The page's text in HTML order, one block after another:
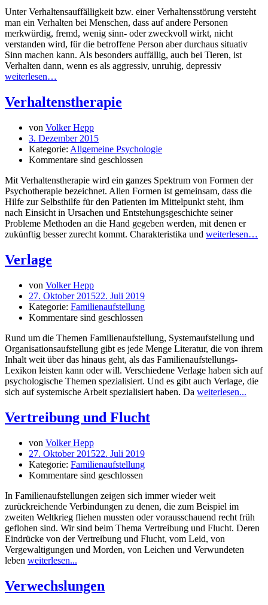
Unter Verhaltensauffälligkeit bzw. einer Verhaltensstörung versteht
man ein Verhalten bei Menschen, dass auf andere Personen
merkwürdig, fremd, wenig sinn- oder zweckvoll wirkt, nicht
verstanden wird, für die betroffene Person aber durchaus situativ
Sinn machen kann. Als besonders auffällig, auch bei Tieren, ist
Verhalten dann, wenn es als aggressiv, unruhig, depressiv
weiterlesen…
Verhaltenstherapie
von Volker Hepp
3. Dezember 2015
Kategorie: Allgemeine Psychologie
Kommentare sind geschlossen
Mit Verhaltenstherapie wird ein ganzes Spektrum von Formen der
Psychotherapie bezeichnet. Allen Formen ist gemeinsam, dass die
Hilfe zur Selbsthilfe für den Patienten im Mittelpunkt steht, ihm
nach Einsicht in Ursachen und Entstehungsgeschichte seiner
Probleme Methoden an die Hand gegeben werden, mit denen er
zukünftig besser zurecht kommt. Charakteristika und weiterlesen…
Verlage
von Volker Hepp
27. Oktober 201522. Juli 2019
Kategorie: Familienaufstellung
Kommentare sind geschlossen
Rund um die Themen Familienaufstellung, Systemaufstellung und
Organisationsaufstellung gibt es jede Menge Literatur, die von ihrem
Inhalt weit über das hinaus geht, als das Familienaufstellungs-
Lexikon leisten kann oder will. Verschiedene Verlage haben sich auf
psychologische Themen spezialisiert. Und es gibt auch Verlage, die
sich auf systemische Arbeit spezialisiert haben. Da weiterlesen...
Vertreibung und Flucht
von Volker Hepp
27. Oktober 201522. Juli 2019
Kategorie: Familienaufstellung
Kommentare sind geschlossen
In Familienaufstellungen zeigen sich immer wieder weit
zurückreichende Verbindungen zu denen, die zum Beispiel im
zweiten Weltkrieg fliehen mussten oder vorausschauend recht früh
geflohen sind. Wir sind beim Thema Vertreibung und Flucht. Deren
Eindrücke von der Vertreibung und Flucht, vom Leid, von
Vergewaltigungen und Morden, von Leichen und Verwundeten
leben weiterlesen...
Verwechslungen